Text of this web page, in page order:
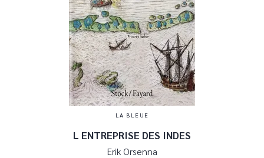
LA BLEUE
L ENTREPRISE DES INDES
Erik Orsenna